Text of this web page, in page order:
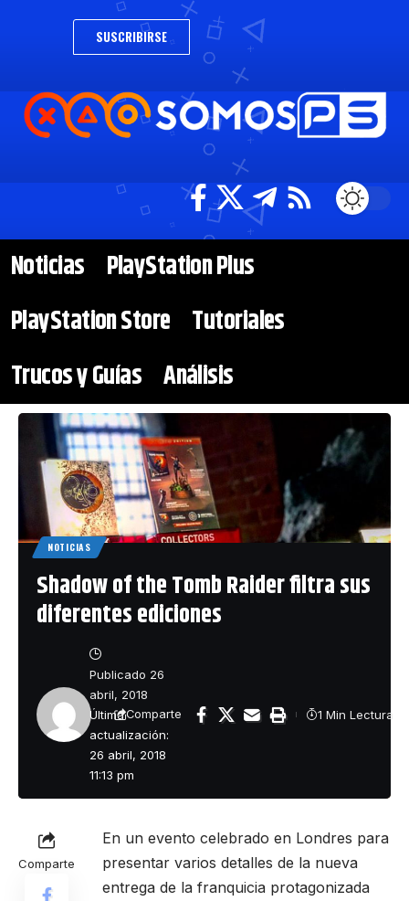
SUSCRIBIRSE
Noticias
PlayStation Plus
PlayStation Store Tutoriales
Trucos y Guías Análisis
NOTICIAS
Shadow of the Tomb Raider filtra sus
diferentes ediciones
Última
actualización:
26 abril, 2018
11:13 pm
Publicado 26
abril, 2018
Comparte 1 Min Lectura
Comparte
En un evento celebrado en Londres para
presentar varios detalles de la nueva
entrega de la franquicia protagonizada